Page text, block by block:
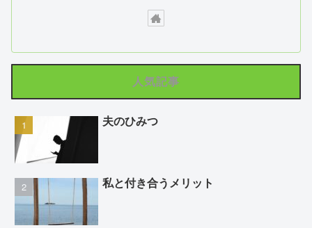
人気記事
夫のひみつ
私と付き合うメリット